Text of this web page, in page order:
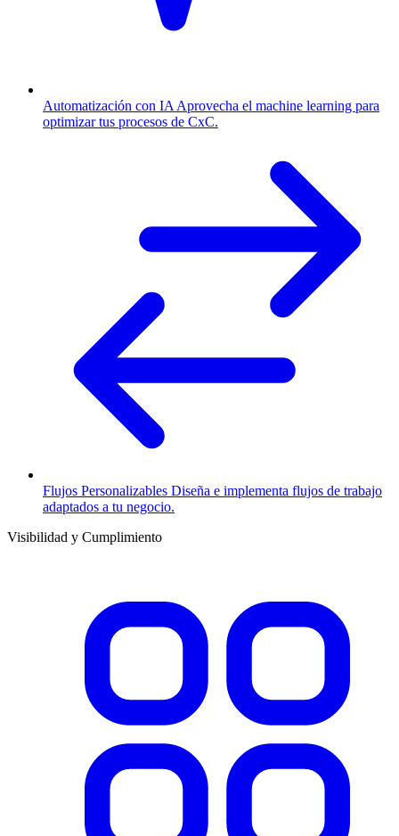
Automatización con IA Aprovecha el machine learning para
optimizar tus procesos de CxC.
Flujos Personalizables Diseña e implementa flujos de trabajo
adaptados a tu negocio.
Visibilidad y Cumplimiento